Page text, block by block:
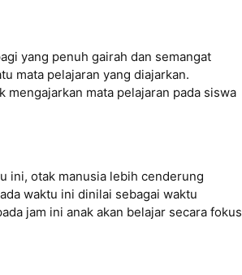
yang penuh gairah dan semangat
mata pelajaran yang diajarkan.
mata pelajaran pada siswa
ini, otak manusia lebih cenderung
waktu ini dinilai sebagai waktu
jam ini anak akan belajar secara fokus